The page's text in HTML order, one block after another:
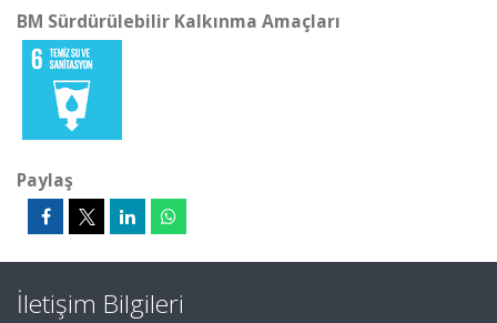
BM Sürdürülebilir Kalkınma Amaçları
Paylaş
İletişim Bilgileri